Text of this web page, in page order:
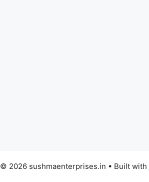
© 2026 sushmaenterprises.in • Built with